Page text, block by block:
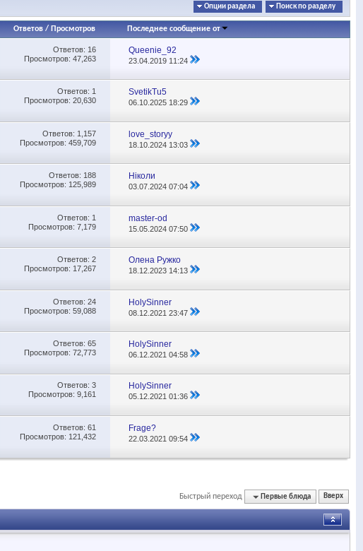
Опции раздела Поиск по разделу
Ответов/ Просмотров Последнее сообщение от
Ответов: 16
Просмотров: 47,263
Queenie_92
23.04.2019 11:24
Ответов: 1
Просмотров: 20,630
SvetikTu5
06.10.2025 18:29
Ответов: 1,157
Просмотров: 459,709
love_storyy
18.10.2024 13:03
Ответов: 188
Просмотров: 125,989
Ніколи
03.07.202407:04
Ответов: 1
Просмотров: 7,179
master-od
15.05.202407:50
Ответов: 2
Просмотров: 17,267
Олена Ружко
18.12.2023 14:13
Ответов: 24
Просмотров: 59,088
HolySinner
08.12.202123:47
Ответов: 65
Просмотров: 72,773
HolySinner
06.12.202104:58
Ответов: 3
Просмотров: 9,161
HolySinner
05.12.202101:36
Ответов: 61
Просмотров: 121,432
Frage?
22.03.202109:54
Быстрый переход Первые блюда Вверх